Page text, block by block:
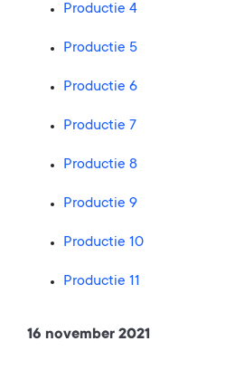
Productie 4
Productie 5
Productie 6
Productie 7
Productie 8
Productie 9
Productie 10
Productie 11
16 november 2021